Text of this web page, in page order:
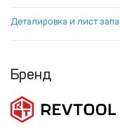
Деталировка и лист
Бренд